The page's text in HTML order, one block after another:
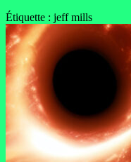
Étiquette : jeff mills